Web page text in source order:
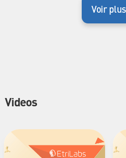
Voir plus
Videos